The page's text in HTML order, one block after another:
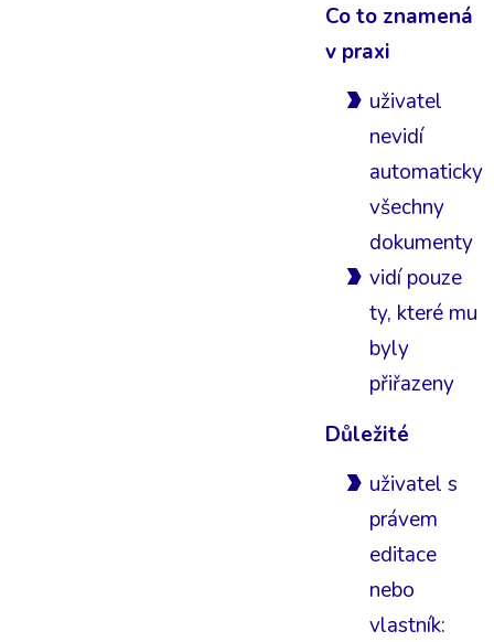
Co to znamená
v praxi
uživatel
nevidí
automaticky
všechny
dokumenty
vidí pouze
ty, které mu
byly
přiřazeny
Důležité
uživatel s
právem
editace
nebo
vlastník: